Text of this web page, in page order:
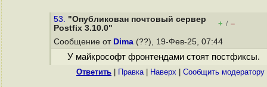
53. "Опубликован почтовый сервер
Postfix 3.10.0"
+ / –
Сообщение от Dima (??), 19-Фев-25, 07:44
У майкрософт фронтендами стоят постфиксы.
Ответить Правка| Наверх Cообщить модератору